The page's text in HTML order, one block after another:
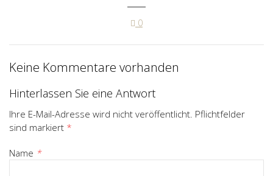
0
Keine Kommentare vorhanden
Hinterlassen Sie eine Antwort
Ihre E-Mail-Adresse wird nicht veröffentlicht. Pflichtfelder
sind markiert *
Name *